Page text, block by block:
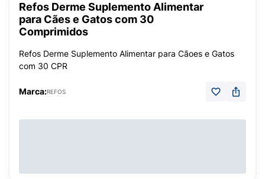
Refos Derme Suplemento Alimentar
para Cães e Gatos com 30
Comprimidos
Refos Derme Suplemento Alimentar para Cãoes e Gatos
com 30 CPR
Marca:REFOS